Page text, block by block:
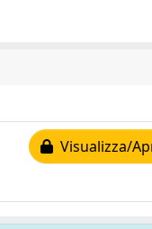
Visualizza/